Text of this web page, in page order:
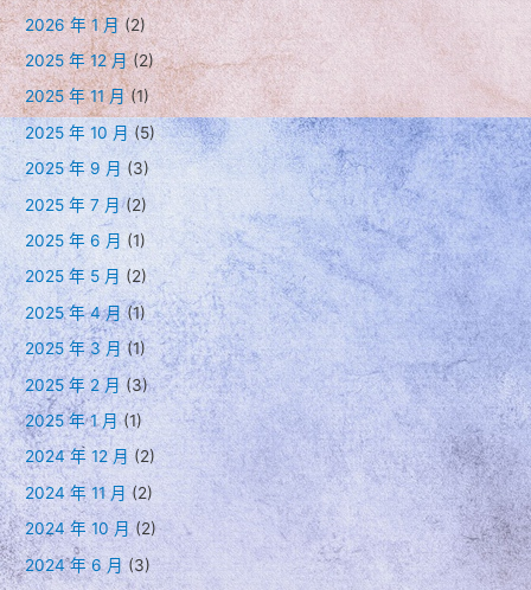
2026 年 1 月(2)
2025 年 12 月(2)
2025 年 11 月(1)
2025 年 10 月 (5)
2025 年 9 月 (3)
2025 年 7 月(2)
2025 年 6 月 (1)
2025 年 5 月 (2)
2025 年 4 月(1)
2025 年 3 月(1)
2025 年 2 月(3)
2025 年 1 月(1)
2024 年 12 月 (2)
2024 年 11 月 (2)
2024 年 10 月(2)
2024 年 6 月(3)